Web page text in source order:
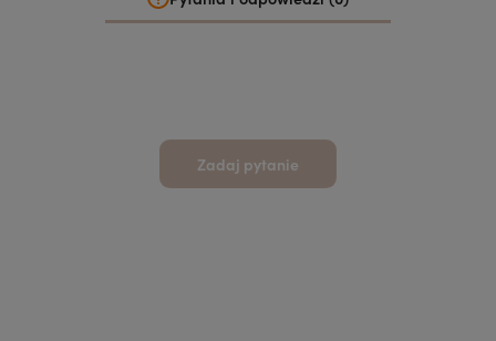
Zadaj pytanie